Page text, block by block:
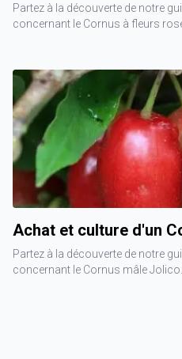
Partez à la découverte de notre
concernant le Cornus à fleurs
Achat et culture d'un
Partez à la découverte de notre
concernant le Cornus mâle Jolico.